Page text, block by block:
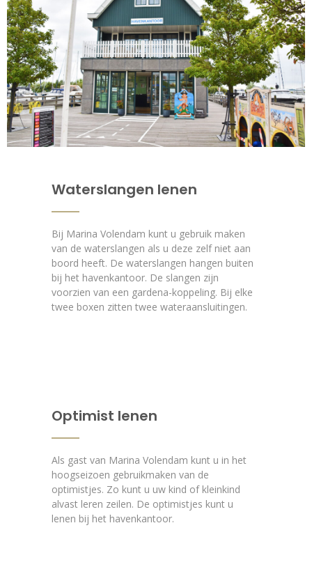
Waterslangen lenen
Bij Marina Volendam kunt u gebruik maken
van de waterslangen als u deze zelf niet aan
boord heeft. De waterslangen hangen buiten
bij het havenkantoor. De slangen zijn
voorzien van een gardena-koppeling. Bij elke
twee boxen zitten twee wateraansluitingen.
Optimist lenen
Als gast van Marina Volendam kunt u in het
hoogseizoen gebruikmaken van de
optimistjes. Zo kunt u uw kind of kleinkind
alvast leren zeilen. De optimistjes kunt u
lenen bij het havenkantoor.